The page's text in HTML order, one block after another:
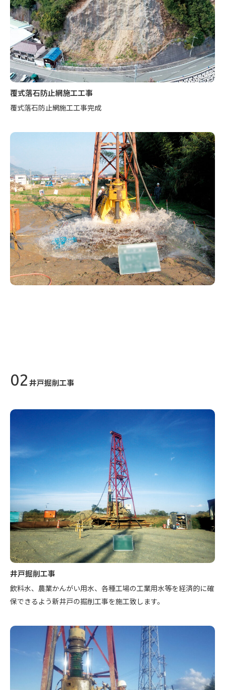
覆式落石防止網施工工事
覆式落石防止網施工工事完成
井戸掘削工事
井戸掘削工事
飲料水、農業かんがい用水、各種工場の工業用水等を経済的に確
保できるよう新井戸の掘削工事を施工致します。